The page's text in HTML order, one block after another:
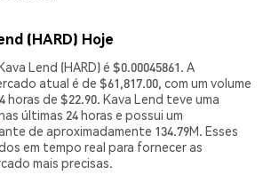
(HARD) Hoje
Lend (HARD) é $0.00045861. A
atual é de $61,817.00, com um volume
horas de $22.90. Kava Lend teve uma
últimas 24 horas e possui um
de aproximadamente 134.79M. Esses
em tempo real para fornecer as
mais precisas.